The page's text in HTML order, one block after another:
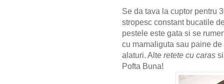
Se da tava la cuptor pentru
stropesc constant bucatile
pestele este gata si se
cu mamaliguta sau paine
alaturi. Alte retete cu caras
Pofta Buna!